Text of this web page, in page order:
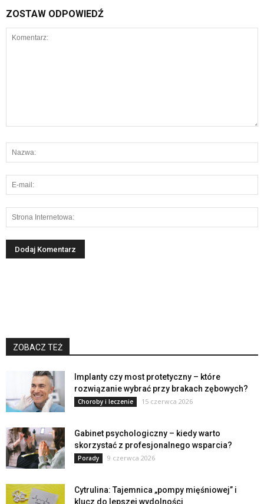
ZOSTAW ODPOWIEDŹ
ZOBACZ TEŻ
Implanty czy most protetyczny – które
rozwiązanie wybrać przy brakach zębowych?
Choroby i leczenie 15 czerwca 2026
Gabinet psychologiczny – kiedy warto
skorzystać z profesjonalnego wsparcia?
Porady 9 czerwca 2026
Cytrulina: Tajemnica „pompy mięśniowej” i
klucz do lepszej wydolności